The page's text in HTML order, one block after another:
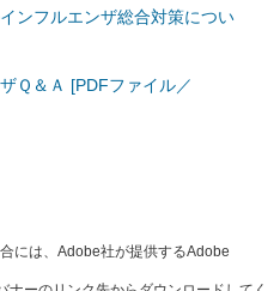
ンフルエンザ総合対策につい
Ｑ＆Ａ [PDFファイル／
には、Adobe社が提供するAdobe